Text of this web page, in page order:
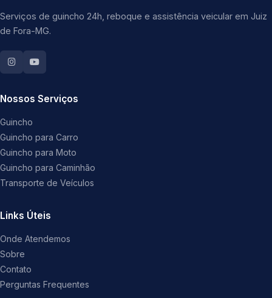
Serviços de guincho 24h, reboque e assistência veicular em Juiz
de Fora-MG.
Nossos Serviços
Guincho
Guincho para Carro
Guincho para Moto
Guincho para Caminhão
Transporte de Veículos
Links Úteis
Onde Atendemos
Sobre
Contato
Perguntas Frequentes